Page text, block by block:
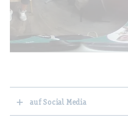
auf Social Media